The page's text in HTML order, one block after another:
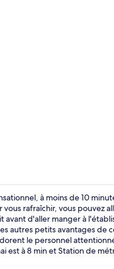
à moins de 10
rafraîchir, vous pouvez
d'aller manger à
autres petits avantages de
le personnel
est à 8 min et Station de